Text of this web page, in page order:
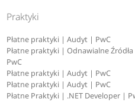
Praktyki
Płatne praktyki | Audyt | PwC
Płatne praktyki | Odnawialne
PwC
Płatne praktyki | Audyt | PwC
Płatne praktyki | Audyt | PwC
Płatne Praktyki | .NET Developer |